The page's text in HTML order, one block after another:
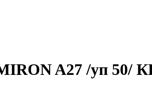
A27 /уп